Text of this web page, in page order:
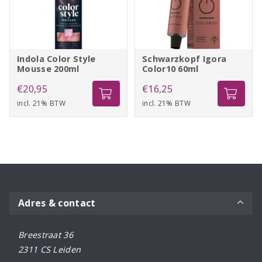
Indola Color Style
Mousse 200ml
€20,95
incl. 21% BTW
Schwarzkopf Igora
Color10 60ml
€16,25
incl. 21% BTW
Adres & contact
Breestraat 36
2311 CS Leiden